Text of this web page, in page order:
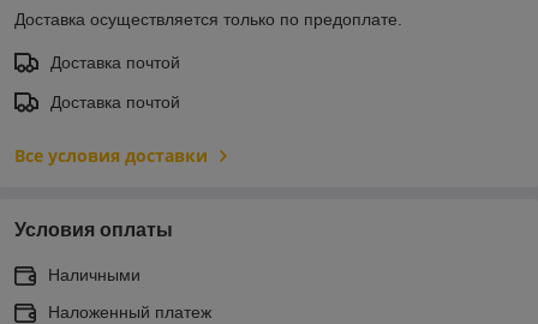
Доставка осуществляется только по предоплате.
Доставка почтой
Доставка почтой
Все условия доставки
Условия оплаты
Наличными
Наложенный платеж